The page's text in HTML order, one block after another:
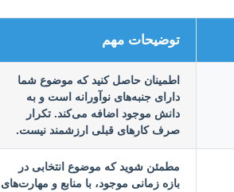
توضیحات مهم
اطمینان حاصل کنید که موضوع شما
دارای جنبه‌های نوآورانه است و به
دانش موجود اضافه می‌کند. تکرار
صرف کارهای قبلی ارزشمند نیست.
مطمئن شوید که موضوع انتخابی در
بازه زمانی موجود، با منابع و مهارت‌های